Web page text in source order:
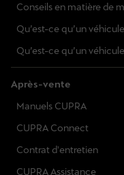
Conseils en matière de
Qu’est-ce qu’un
Qu’est-ce qu’un
Après-vente
Manuels CUPRA
CUPRA Connect
Contrat d'entretien
CUPRA Assistance